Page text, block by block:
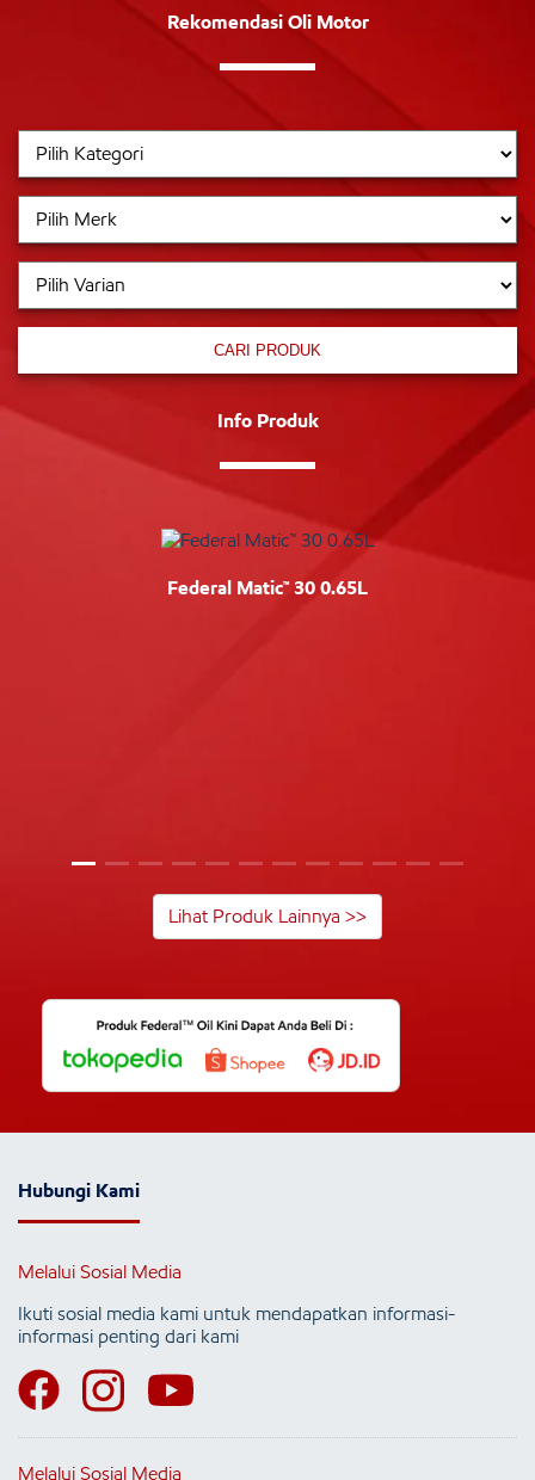
Rekomendasi Oli Motor
CARI PRODUK
Info Produk
Federal Matic™ 30 0.65L
Lihat Produk Lainnya >>
Hubungi Kami
Melalui Sosial Media
Ikuti sosial media kami untuk mendapatkan informasi-
informasi penting dari kami
Melalui Sosial Media